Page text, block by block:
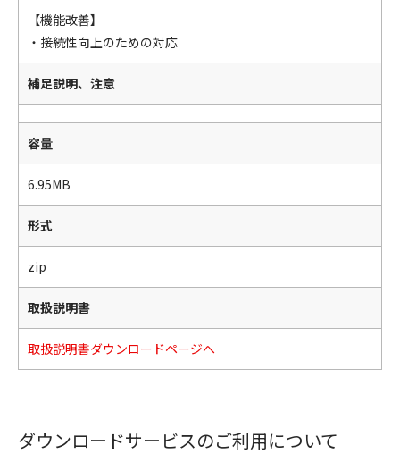
【機能改善】
・接続性向上のための対応
補足説明、注意
容量
6.95MB
形式
zip
取扱説明書
取扱説明書ダウンロードページへ
ダウンロードサービスのご利用について